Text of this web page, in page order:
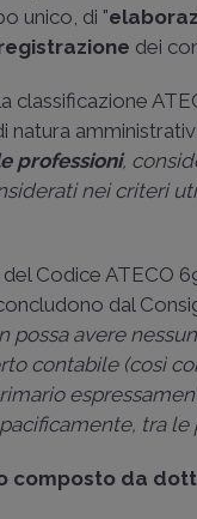
unico, di "
dei
classificazione
professioni,
nei criteri
Codice ATECO
dal
possa avere
contabile (così
tra
composto da